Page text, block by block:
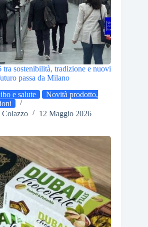
sostenibilità, tradizione e nuovi
passa da Milano
e salute
Novità prodotto,
Colazzo
12 Maggio 2026